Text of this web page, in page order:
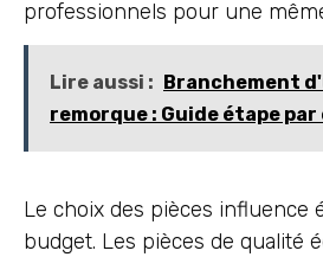
professionnels pour une
Lire aussi :
Branchement
remorque : Guide étape par
Le choix des pièces influence
budget. Les pièces de qualité